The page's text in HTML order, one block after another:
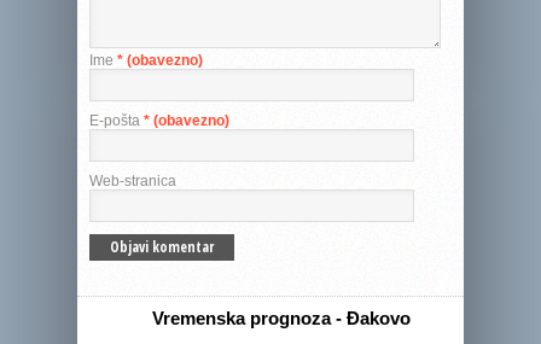
Ime * (obavezno)
E-pošta * (obavezno)
Web-stranica
Vremenska prognoza - Đakovo